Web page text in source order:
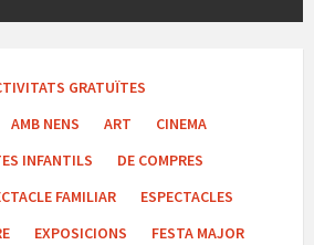
GRATUÏTES
AMB NENS ART
CINEMA
INFANTILS
DE COMPRES
FAMILIAR
ESPECTACLES
EXPOSICIONS
FESTA MAJOR